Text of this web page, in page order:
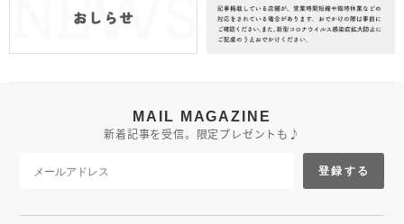
MAIL MAGAZINE
新着記事を受信。限定プレゼントも♪
登録する